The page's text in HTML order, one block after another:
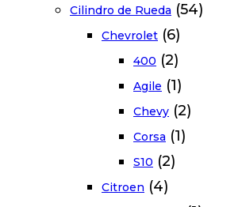
Cilindro de Rueda (54)
Chevrolet (6)
400 (2)
Agile (1)
Chevy (2)
Corsa (1)
S10 (2)
Citroen (4)